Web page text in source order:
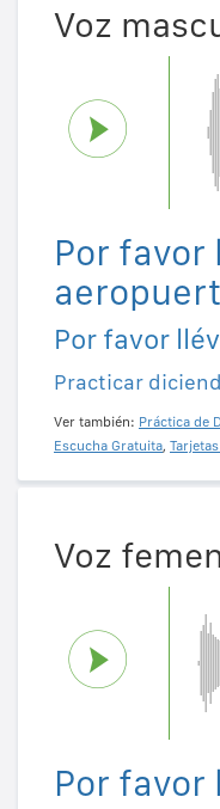
Voz
Por favor
Por favor
Practicar
Ver también: Práctica de
Escucha Gratuita,
Voz
Por favor